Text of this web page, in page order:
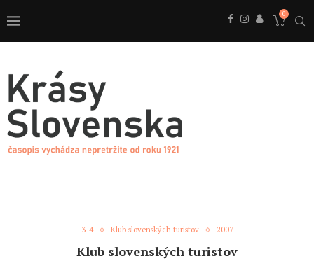
0
3-4 Klub slovenských turistov 2007
Klub slovenských turistov